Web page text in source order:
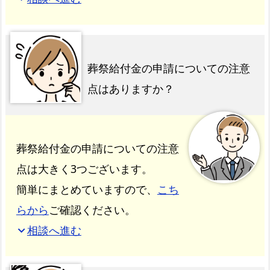
葬祭給付金の申請についての注意
点はありますか？
葬祭給付金の申請についての注意
点は大きく3つございます。
簡単にまとめていますので、 こち
らからご確認ください。
expand_more相談へ進む